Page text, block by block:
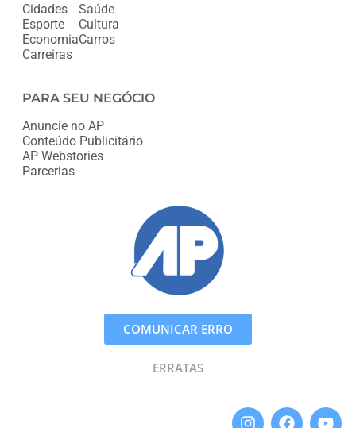
Cidades
Esporte
Economia
Carreiras
Saúde
Cultura
Carros
PARA SEU NEGÓCIO
Anuncie no AP
Conteúdo Publicitário
AP Webstories
Parcerias
COMUNICAR ERRO
ERRATAS